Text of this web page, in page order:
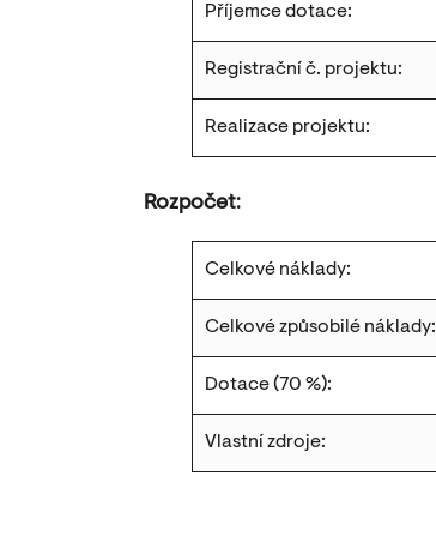
Příjemce dotace:
Registrační č. projektu:
Realizace projektu:
Rozpočet:
Celkové náklady:
Celkové způsobilé náklady:
Dotace (70 %):
Vlastní zdroje: